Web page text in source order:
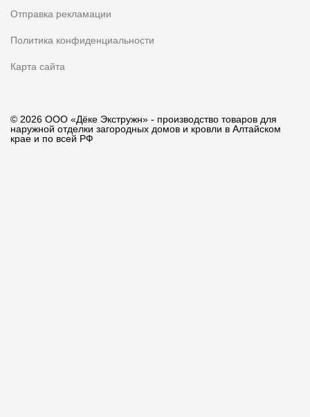
Отправка рекламации
Политика конфиденциальности
Карта сайта
© 2026 ООО «Дёке Экстружн» - производство товаров для
наружной отделки загородных домов и кровли в Алтайском
крае и по всей РФ